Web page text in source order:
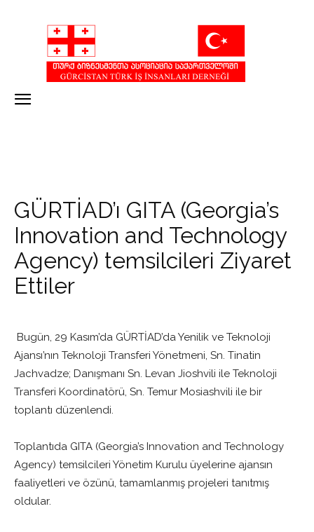
GÜRTİAD’ı GITA (Georgia’s
Innovation and Technology
Agency) temsilcileri Ziyaret
Ettiler
Bugün, 29 Kasım’da GÜRTİAD’da Yenilik ve Teknoloji
Ajansı’nın Teknoloji Transferi Yönetmeni, Sn. Tinatin
Jachvadze; Danışmanı Sn. Levan Jioshvili ile Teknoloji
Transferi Koordinatörü, Sn. Temur Mosiashvili ile bir
toplantı düzenlendi.
Toplantıda GITA (Georgia’s Innovation and Technology
Agency) temsilcileri Yönetim Kurulu üyelerine ajansın
faaliyetleri ve özünü, tamamlanmış projeleri tanıtmış
oldular.